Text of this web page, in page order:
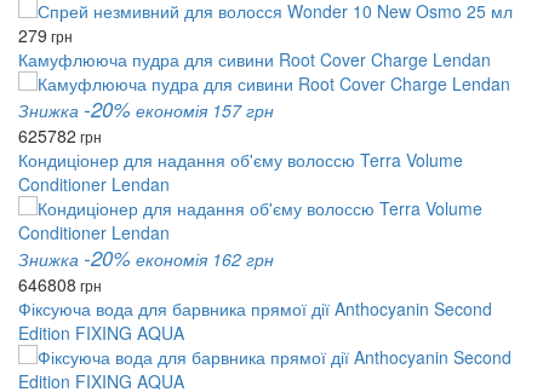
279 грн
Камуфлююча пудра для сивини Root Cover Charge Lendan
Знижка -20% економія 157 грн
625782 грн
Кондиціонер для надання об'єму волоссю Terra Volume
Conditioner Lendan
Знижка -20% економія 162 грн
646808 грн
Фіксуюча вода для барвника прямої дії Anthocyanin Second
Edition FIXING AQUA